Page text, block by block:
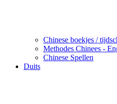
Chinese boekjes /
Methodes Chinees -
Chinese Spellen
Duits